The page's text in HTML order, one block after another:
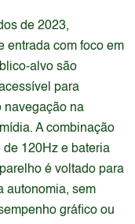
de 2023,
entrada com foco em
alvo são
para
navegação na
A combinação
120Hz e bateria
é voltado para
autonomia, sem
gráfico ou